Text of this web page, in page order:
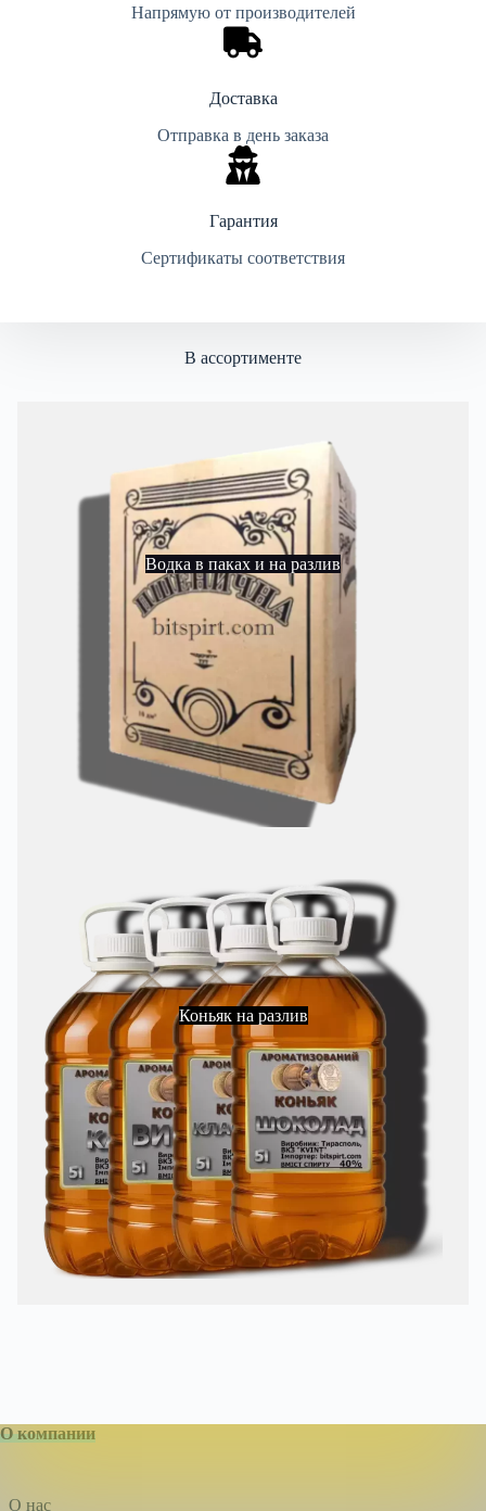
Напрямую от производителей
Доставка
Отправка в день заказа
Гарантия
Сертификаты соответствия
В ассортименте
Водка в паках и на разлив
Коньяк на разлив
О компании
О нас